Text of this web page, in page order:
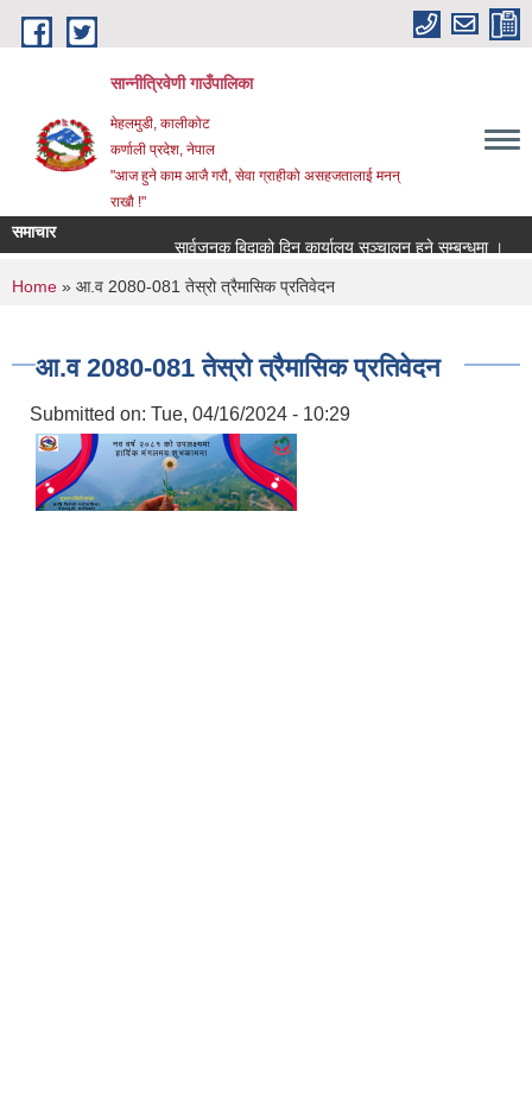
Skip to main content
सान्नीत्रिवेणी गाउँपालिका
मेहलमुडी, कालीकोट
कर्णाली प्रदेश, नेपाल
"आज हुने काम आजै गरौ, सेवा ग्राहीको असहजतालाई मनन्
राखौ !"
समाचार
सार्वजनुक बिदाको दिन कार्यालय सञ्चालन हुने सम्बन्धमा ।
You are here
Home » आ.व 2080-081 तेस्रो त्रैमासिक प्रतिवेदन
आ.व 2080-081 तेस्रो त्रैमासिक प्रतिवेदन
Submitted on: Tue, 04/16/2024 - 10:29